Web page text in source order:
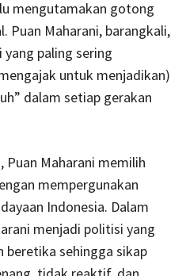
mengutamakan gotong
Puan Maharani, barangkali,
paling sering
untuk menjadikan)
dalam setiap gerakan
Puan Maharani memilih
mempergunakan
Indonesia. Dalam
menjadi politisi yang
sehingga sikap